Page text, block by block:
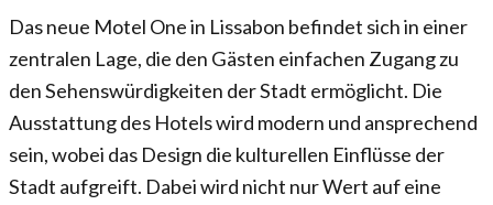
Das neue Motel One in Lissabon befindet sich in einer
zentralen Lage, die den Gästen einfachen Zugang zu
den Sehenswürdigkeiten der Stadt ermöglicht. Die
Ausstattung des Hotels wird modern und ansprechend
sein, wobei das Design die kulturellen Einflüsse der
Stadt aufgreift. Dabei wird nicht nur Wert auf eine